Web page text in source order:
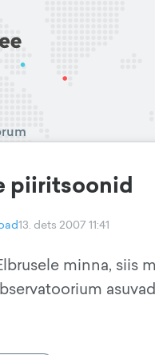
piiritsoonid
13. dets 2007 11:41
minna, siis